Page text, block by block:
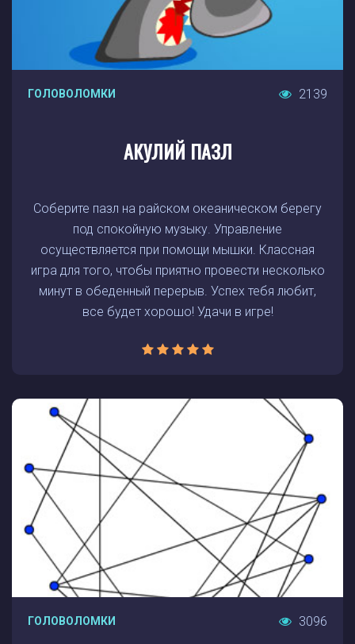
ГОЛОВОЛОМКИ 2139
АКУЛИЙ ПАЗЛ
Соберите пазл на райском океаническом берегу
под спокойную музыку. Управление
осуществляется при помощи мышки. Классная
игра для того, чтобы приятно провести несколько
минут в обеденный перерыв. Успех тебя любит,
все будет хорошо! Удачи в игре!
ГОЛОВОЛОМКИ 3096